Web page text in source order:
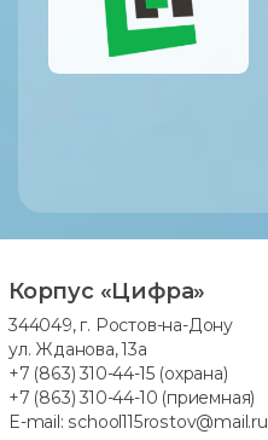
Корпус «Цифра»
344049, г. Ростов-на-Дону
ул. Жданова, 13а
+7 (863) 310-44-15 (охрана)
+7 (863) 310-44-10 (приемная)
E-mail: school115rostov@mail.ru